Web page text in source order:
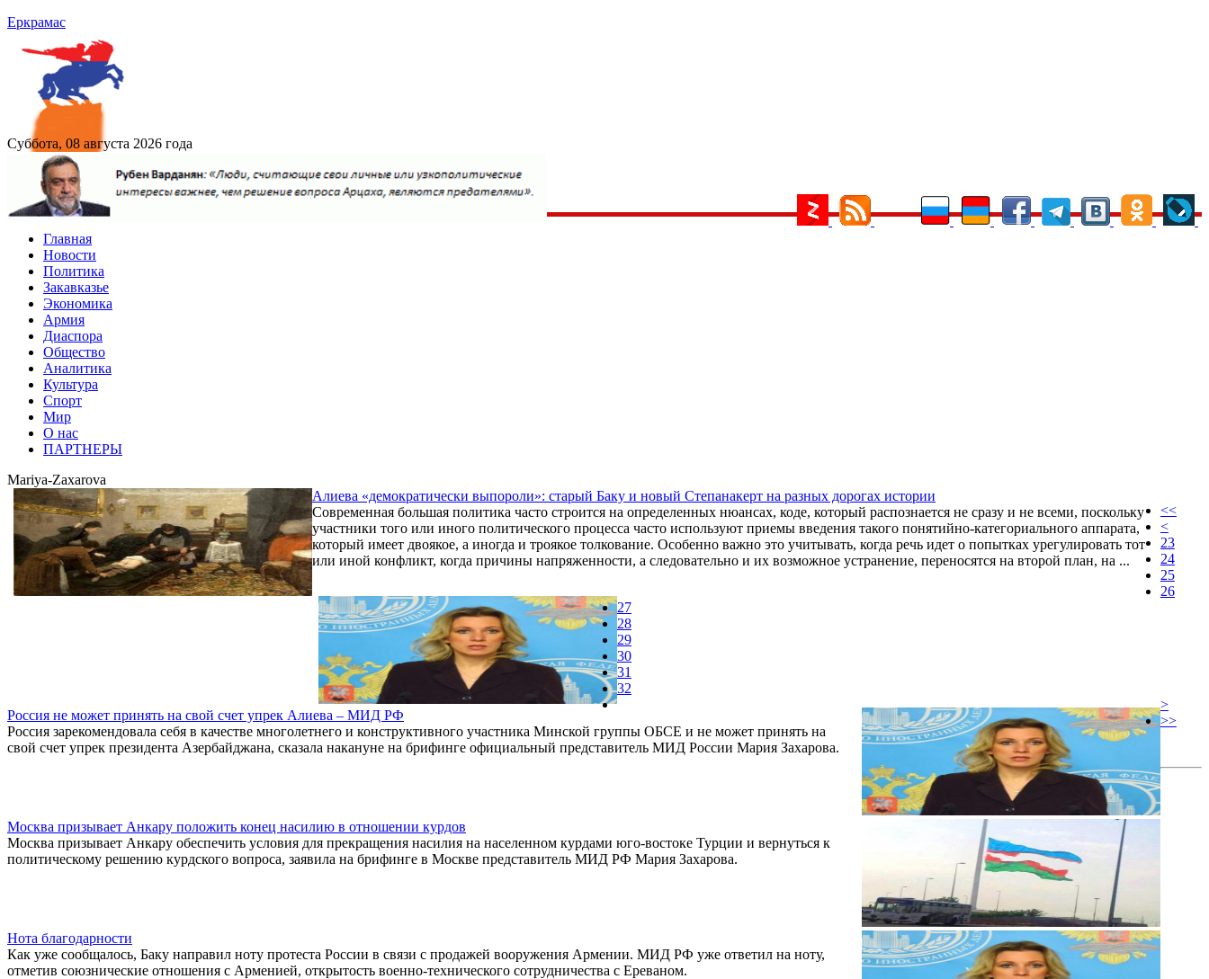
Еркрамас
Суббота, 08 августа 2026 года
Главная
Новости
Политика
Закавказье
Экономика
Армия
Диаспора
Общество
Аналитика
Культура
Спорт
Мир
О нас
ПАРТНЕРЫ
Mariya-Zaxarova
Алиева «демократически выпороли»: старый Баку и новый Степанакерт на разных дорогах истории
Современная большая политика часто строится на определенных нюансах, коде, который распознается не сразу и не всеми, поскольку
участники того или иного политического процесса часто используют приемы введения такого понятийно-категориального аппарата,
который имеет двоякое, а иногда и троякое толкование. Особенно важно это учитывать, когда речь идет о попытках урегулировать тот
или иной конфликт, когда причины напряженности, а следовательно и их возможное устранение, переносятся на второй план, на ...
Россия не может принять на свой счет упрек Алиева – МИД РФ
Россия зарекомендовала себя в качестве многолетнего и конструктивного участника Минской группы ОБСЕ и не может принять на
свой счет упрек президента Азербайджана, сказала накануне на брифинге официальный представитель МИД России Мария Захарова.
Москва призывает Анкару положить конец насилию в отношении курдов
Москва призывает Анкару обеспечить условия для прекращения насилия на населенном курдами юго-востоке Турции и вернуться к
политическому решению курдского вопроса, заявила на брифинге в Москве представитель МИД РФ Мария Захарова.
Нота благодарности
Как уже сообщалось, Баку направил ноту протеста России в связи с продажей вооружения Армении. МИД РФ уже ответил на ноту,
отметив союзнические отношения с Арменией, открытость военно-технического сотрудничества с Ереваном.
<<
<
23
24
25
26
27
28
29
30
31
32
>
>>